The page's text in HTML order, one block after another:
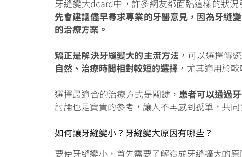
牙縫變大dcard中，許多網友都面臨這樣的狀
先會建議儘早尋求專業的牙醫意見，因為牙縫
的治療方案。
矯正是解決牙縫變大的主流方法 ，可以選擇傳
自然、治療時間相對較短的選擇 ，尤其適用於
選擇最適合的治療方式是關鍵， 患者可以通過
討論也是寶貴的參考，讓人不再感到孤單，共
如何讓牙縫變小？牙縫變大原因有哪些？
要使牙縫變小，首先需要了解造成牙縫擴大的